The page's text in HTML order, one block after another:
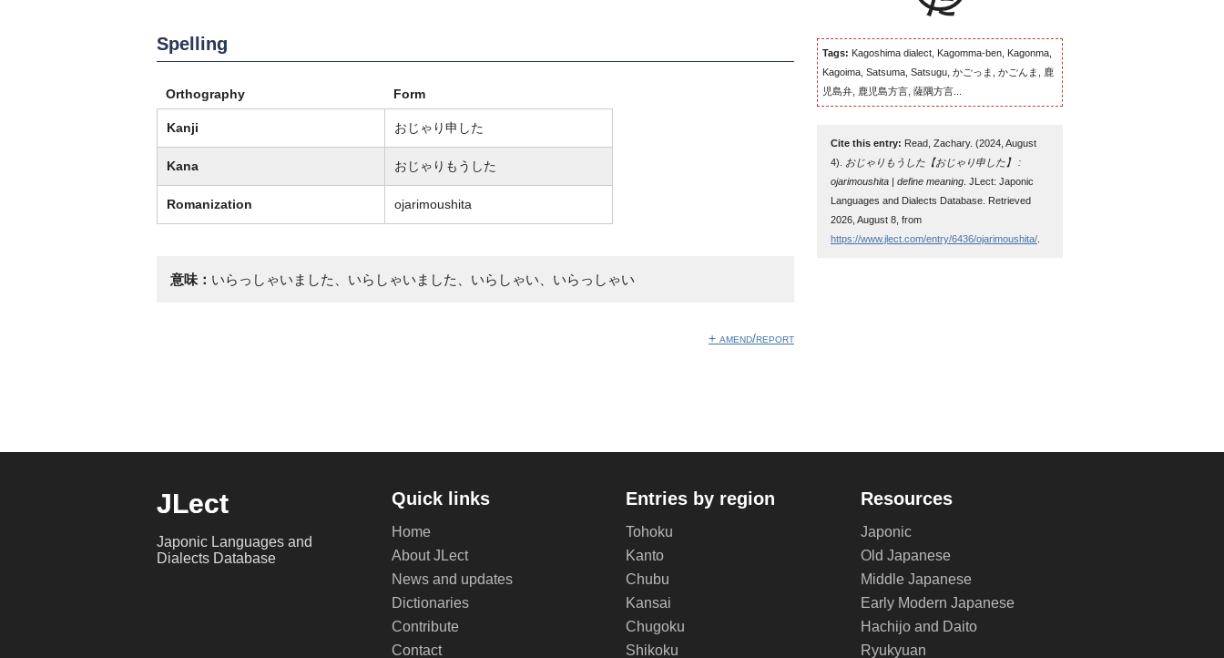
Spelling
Orthography Form
Kanji おじゃり申した
Kana おじゃりもうした
Romanization ojarimoushita
意味： いらっしゃいました、いらしゃいました、いらしゃい、いらっしゃい
+ amend/report
Tags: Kagoshima dialect, Kagomma-ben, Kagonma,
Kagoima, Satsuma, Satsugu, かごっま, かごんま, 鹿
児島弁, 鹿児島方言, 薩隅方言...
Cite this entry: Read, Zachary. (2024, August
4). おじゃりもうした【おじゃり申した】 :
ojarimoushita | define meaning . JLect: Japonic
Languages and Dialects Database. Retrieved
2026, August 8, from
https://www.jlect.com/entry/6436/ojarimoushita/
JLect
Japonic Languages and
Dialects Database
Quick links
Home
About JLect
News and updates
Dictionaries
Contribute
Contact
Entries by region
Tohoku
Kanto
Chubu
Kansai
Chugoku
Shikoku
Resources
Japonic
Old Japanese
Middle Japanese
Early Modern Japanese
Hachijo and Daito
Ryukyuan